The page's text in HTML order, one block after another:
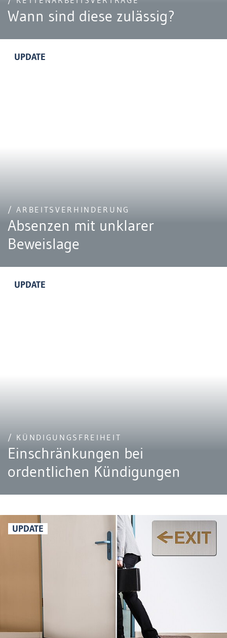
Wann sind diese zulässig?
UPDATE
/ ARBEITSVERHINDERUNG
Absenzen mit unklarer
Beweislage
UPDATE
/ KÜNDIGUNGSFREIHEIT
Einschränkungen bei
ordentlichen Kündigungen
UPDATE